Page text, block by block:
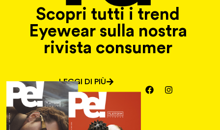
Scopri tutti i trend
Eyewear sulla nostra
rivista consumer
LEGGI DI PIÙ